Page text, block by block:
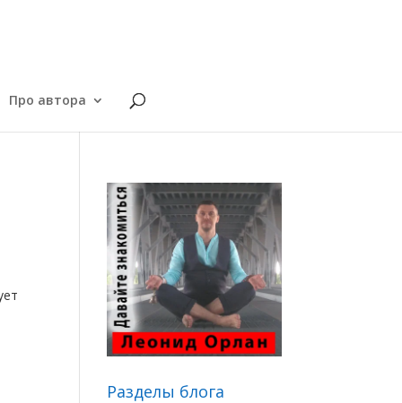
Про автора
Разделы блога